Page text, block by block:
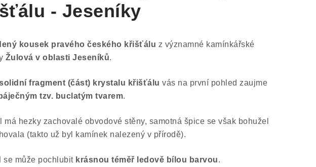
- Jeseníky
kousek pravého českého křišťálu z významné kamínkářské
Žulová v oblasti Jeseníků.
fragment (část) krystalu křišťálu vás na první pohled zaujme
báječným tzv. buclatým tvarem.
má hezky zachovalé obvodové stěny, samotná špice se však bohužel
(takto už byl kamínek nalezený v přírodě).
se může pochlubit krásnou téměř ledově bílou barvou.